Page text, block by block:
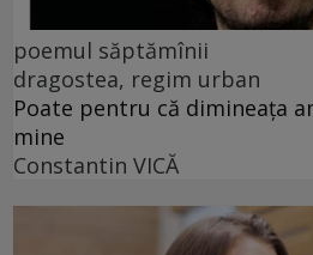
poemul săptămînii
dragostea, regim urban
Poate pentru că dimineața
mine
Constantin VICĂ